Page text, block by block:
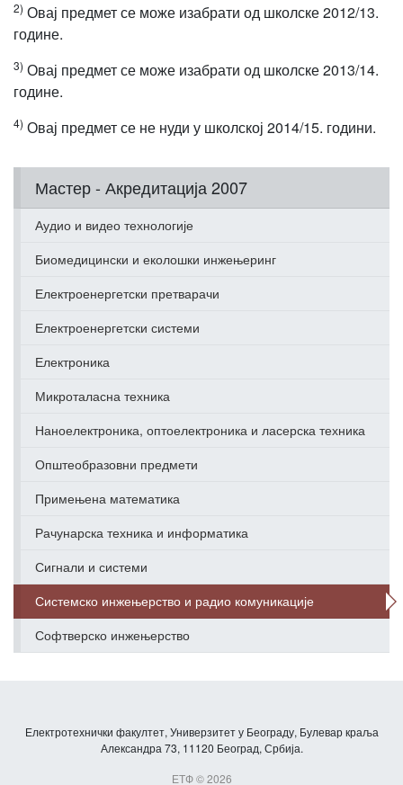
Мастер - Акредитација 2007
Аудио и видео технологије
Биомедицински и еколошки инжењеринг
Електроенергетски претварачи
Електроенергетски системи
Електроника
Микроталасна техника
Наноелектроника, оптоелектроника и ласерска техника
Општеобразовни предмети
Примењена математика
Рачунарска техника и информатика
Сигнали и системи
Системско инжењерство и радио комуникације
Софтверско инжењерство
2) Овај предмет се може изабрати од школске 2012/13.
године.
3) Овај предмет се може изабрати од школске 2013/14.
године.
4) Овај предмет се не нуди у школској 2014/15. години.
Електротехнички факултет, Универзитет у Београду, Булевар краља
Александра 73, 11120 Београд, Србија.
ЕТФ © 2026